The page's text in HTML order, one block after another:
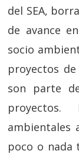
del SEA,
de avance
socio
proyectos
son parte
ambientales
poco o nada